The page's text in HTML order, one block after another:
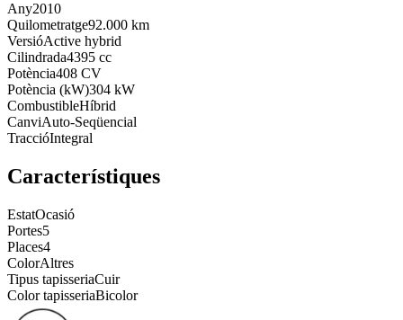
Any2010
Quilometratge92.000 km
VersióActive hybrid
Cilindrada4395 cc
Potència408 CV
Potència (kW)304 kW
CombustibleHíbrid
CanviAuto-Seqüencial
TraccióIntegral
Característiques
EstatOcasió
Portes5
Places4
ColorAltres
Tipus tapisseriaCuir
Color tapisseriaBicolor